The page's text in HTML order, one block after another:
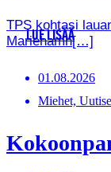
TPS kohtasi
Mariehamn[…]
LUE LISÄÄ
01.08.2026
Miehet,